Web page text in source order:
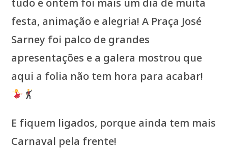
tudo e ontem foi mais um dia de muita
festa, animação e alegria! A Praça José
Sarney foi palco de grandes
apresentações e a galera mostrou que
aqui a folia não tem hora para acabar!
E fiquem ligados, porque ainda tem mais
Carnaval pela frente!